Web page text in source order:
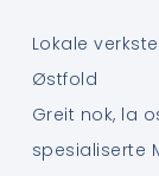
Lokale
Østfold
Greit nok, la
spesialiserte